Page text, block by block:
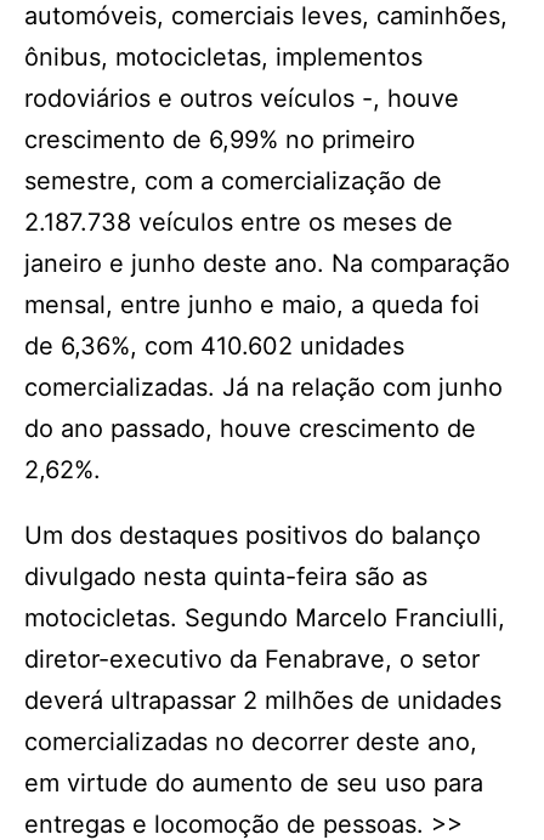
automóveis, comerciais leves, caminhões,
ônibus, motocicletas, implementos
rodoviários e outros veículos -, houve
crescimento de 6,99% no primeiro
semestre, com a comercialização de
2.187.738 veículos entre os meses de
janeiro e junho deste ano. Na comparação
mensal, entre junho e maio, a queda foi
de 6,36%, com 410.602 unidades
comercializadas. Já na relação com junho
do ano passado, houve crescimento de
2,62%.
Um dos destaques positivos do balanço
divulgado nesta quinta-feira são as
motocicletas. Segundo Marcelo Franciulli,
diretor-executivo da Fenabrave, o setor
deverá ultrapassar 2 milhões de unidades
comercializadas no decorrer deste ano,
em virtude do aumento de seu uso para
entregas e locomoção de pessoas. >>